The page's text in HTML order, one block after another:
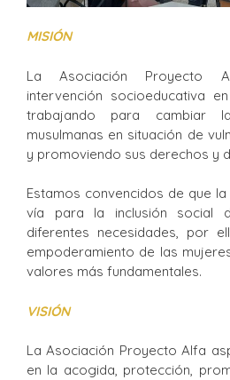
MISIÓN
La Asociación Proyecto
intervención socioeducativa
trabajando para cambiar
musulmanas en situación de
y promoviendo sus derechos y
Estamos convencidos de que
vía para la inclusión social
diferentes necesidades, por
empoderamiento de las
valores más fundamentales.
VISIÓN
La Asociación Proyecto Alfa
en la acogida, protección,